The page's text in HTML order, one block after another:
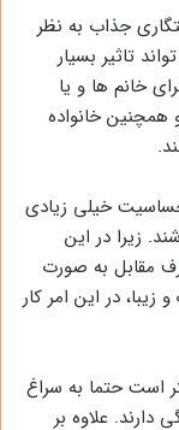
جذاب به نظر
تاثیر بسیار
خانم ها و یا
خانواده
خیلی زیادی
زیرا در این
مقابل به صورت
در این امر کار
است حتما به سراغ
دارند. علاوه بر